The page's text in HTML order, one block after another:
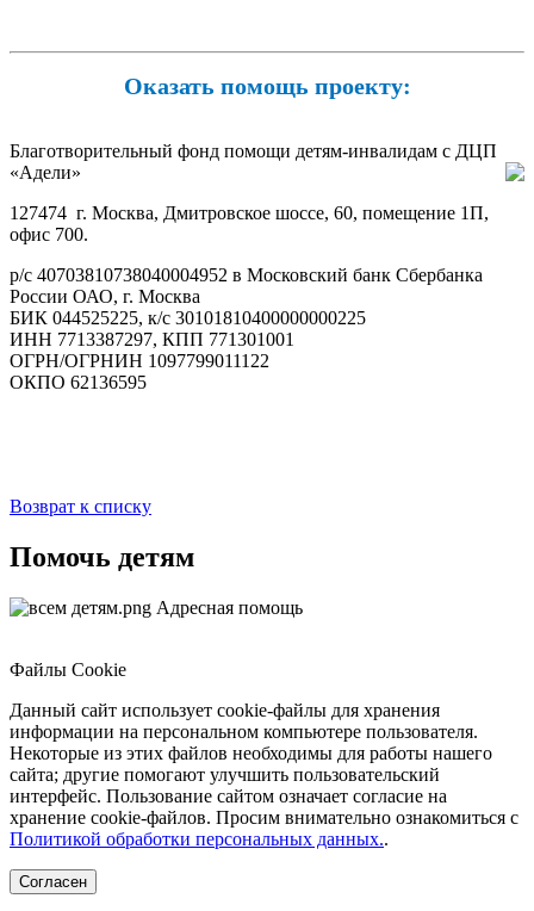
Оказать помощь проекту:
Благотворительный фонд помощи детям-инвалидам с ДЦП
«Адели»
127474 г. Москва, Дмитровское шоссе, 60, помещение 1П,
офис 700.
р/с 40703810738040004952 в Московский банк Сбербанка
России ОАО, г. Москва
БИК 044525225, к/с 30101810400000000225
ИНН 7713387297, КПП 771301001
ОГРН/ОГРНИН 1097799011122
ОКПО 62136595
Возврат к списку
Помочь детям
Адресная помощь
Файлы Cookie
Данный сайт использует cookie-файлы для хранения
информации на персональном компьютере пользователя.
Некоторые из этих файлов необходимы для работы нашего
сайта; другие помогают улучшить пользовательский
интерфейс. Пользование сайтом означает согласие на
хранение cookie-файлов. Просим внимательно ознакомиться с
Политикой обработки персональных данных..
Согласен